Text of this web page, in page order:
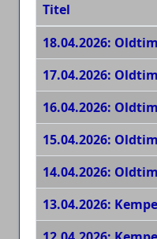
Beiträge
Titel
18.04.2026:
17.04.2026:
16.04.2026:
15.04.2026:
14.04.2026:
13.04.2026: